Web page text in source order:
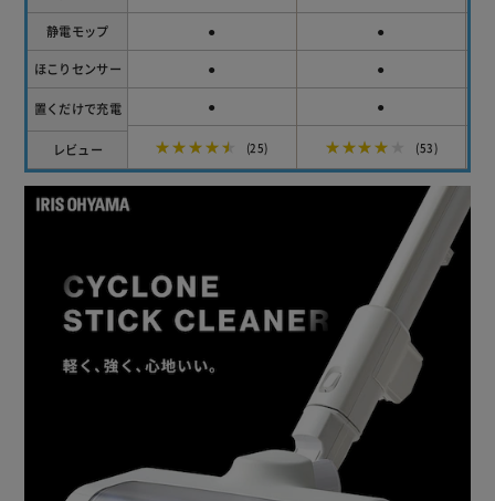
静電モップ
ほこりセンサー
置くだけで充電
レビュー
●
●
●
★★★★★ (25)
●
●
●
★★★★★ (53)